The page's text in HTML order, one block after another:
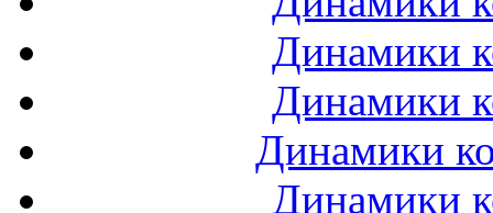
Динамики
Динамики
Динамики
Динамики